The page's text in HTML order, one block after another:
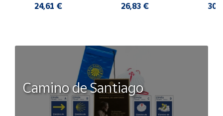
24,61 € 26,83 €
Camino de Santiago